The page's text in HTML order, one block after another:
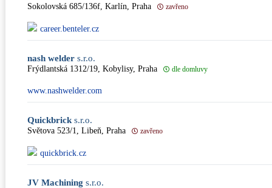
Sokolovská 685/136f, Karlín, Praha zavřeno
career.benteler.cz
nash welder s.r.o.
Frýdlantská 1312/19, Kobylisy, Praha dle domluvy
www.nashwelder.com
Quickbrick s.r.o.
Světova 523/1, Libeň, Praha zavřeno
quickbrick.cz
JV Machining s.r.o.